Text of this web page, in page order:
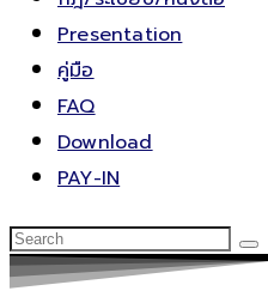
Presentation
คู่มือ
FAQ
Download
PAY-IN